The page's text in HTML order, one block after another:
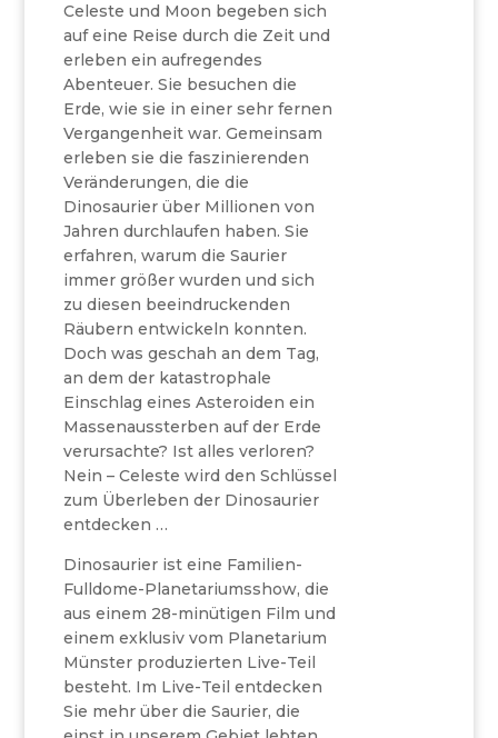
Celeste und Moon begeben sich
auf eine Reise durch die Zeit und
erleben ein aufregendes
Abenteuer. Sie besuchen die
Erde, wie sie in einer sehr fernen
Vergangenheit war. Gemeinsam
erleben sie die faszinierenden
Veränderungen, die die
Dinosaurier über Millionen von
Jahren durchlaufen haben. Sie
erfahren, warum die Saurier
immer größer wurden und sich
zu diesen beeindruckenden
Räubern entwickeln konnten.
Doch was geschah an dem Tag,
an dem der katastrophale
Einschlag eines Asteroiden ein
Massenaussterben auf der Erde
verursachte? Ist alles verloren?
Nein – Celeste wird den Schlüssel
zum Überleben der Dinosaurier
entdecken …
Dinosaurier ist eine Familien-
Fulldome-Planetariumsshow, die
aus einem 28-minütigen Film und
einem exklusiv vom Planetarium
Münster produzierten Live-Teil
besteht. Im Live-Teil entdecken
Sie mehr über die Saurier, die